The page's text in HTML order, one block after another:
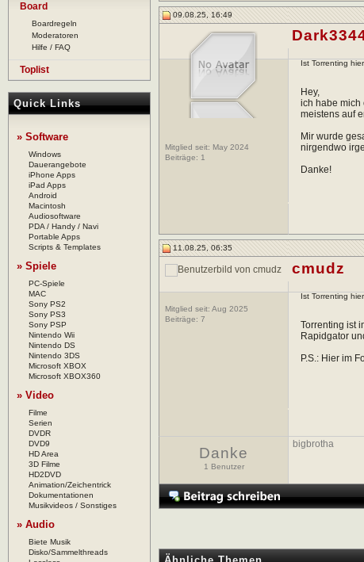
Board
Boardregeln
Moderatoren
Hilfe / FAQ
Toplist
Quick Links
» Software
Windows
Dauerangebote
iPhone Apps
iPad Apps
Android
Macintosh
Audiosoftware
PDA / Handy / Navi
Portable Apps
Scripts & Templates
» Spiele
PC-Spiele
MAC
Sony PS2
Sony PS3
Sony PSP
Nintendo Wii
Nintendo DS
Nintendo 3DS
Microsoft XBOX
Microsoft XBOX360
» Video
Filme
Serien
DVDR
DVD9
HD Area
3D Filme
HD2DVD
Animation/Zeichentrick
Dokumentationen
Musikvideos / Sonstiges
» Audio
Biete Musik
Disko/Sammelthreads
09.08.25, 16:49
Mitglied seit: May 2024
Beiträge: 1
Ist Torrenting
Hey,
ich habe mich
meistens auf
Mir wurde
nirgendwo
Danke!
11.08.25, 06:35
Mitglied seit: Aug 2025
Beiträge: 7
cmudz
Ist Torrenting
Torrenting ist
Rapidgator
P.S.: Hier im
Danke
1 Benutzer
bigbrotha